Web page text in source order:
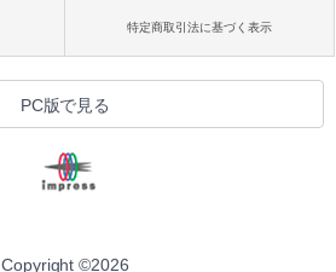
特定商取引法に基づく表示
PC版で見る
Copyright ©2026